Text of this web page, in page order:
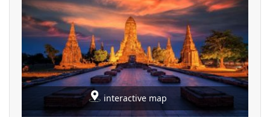
interactive map